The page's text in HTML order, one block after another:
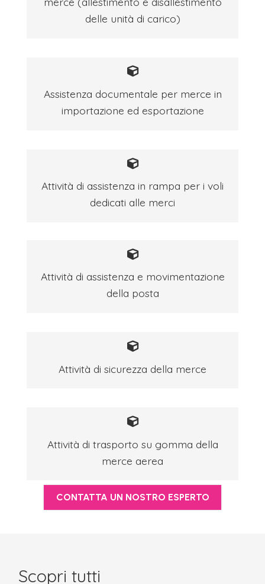
delle unità di carico)
Assistenza documentale per merce in
importazione ed esportazione
Attività di assistenza in rampa per i voli
dedicati alle merci
Attività di assistenza e movimentazione
della posta
Attività di sicurezza della merce
Attività di trasporto su gomma della
merce aerea
CONTATTA UN NOSTRO ESPERTO
Scopri tutti